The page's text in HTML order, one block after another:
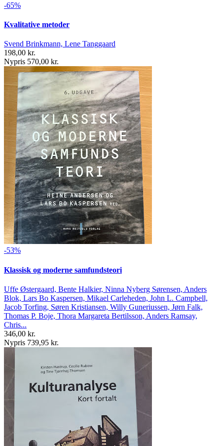
-65%
Kvalitative metoder
Svend Brinkmann, Lene Tanggaard
198,00 kr.
Nypris 570,00 kr.
-53%
Klassisk og moderne samfundsteori
Uffe Østergaard, Bente Halkier, Ninna Nyberg Sørensen, Anders
Blok, Lars Bo Kaspersen, Mikael Carleheden, John L. Campbell,
Jacob Torfing, Søren Kristiansen, Willy Guneriussen, Jørn Falk,
Thomas P. Boje, Thora Margareta Bertilsson, Anders Ramsay,
Chris...
346,00 kr.
Nypris 739,95 kr.